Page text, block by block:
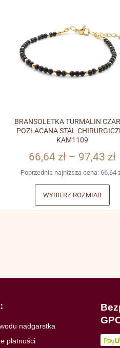
BRANSOLETKA TURMALIN
POZŁACANA STAL
KAM1109
66,64 zł – 97,43 zł
Poprzednia najniższa cena: 66,64
WYBIERZ ROZMIAR
nadgarstka
płatności